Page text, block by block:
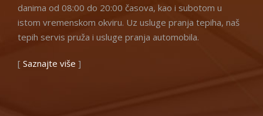
danima od 08:00 do 20:00 časova, kao i subotom u
istom vremenskom okviru. Uz usluge pranja tepiha, naš
tepih servis pruža i usluge pranja automobila.
[ Saznajte više ]